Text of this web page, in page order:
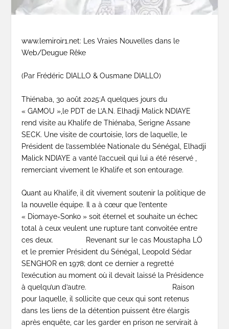
www.lemiroir1.net: Les Vraies Nouvelles dans le
Web/Deugue Rêke
(Par Frédéric DIALLO & Ousmane DIALLO)
Thiénaba, 30 août 2025:A quelques jours du
« GAMOU »,le PDT de L’A.N. Elhadji Malick NDIAYE
rend visite au Khalife de Thiénaba, Serigne Assane
SECK. Une visite de courtoisie, lors de laquelle, le
Président de l’assemblée Nationale du Sénégal, Elhadji
Malick NDIAYE a vanté l’accueil qui lui a été réservé ,
remerciant vivement le Khalife et son entourage.
Quant au Khalife, il dit vivement soutenir la politique de
la nouvelle équipe. Il a à cœur que l’entente
« Diomaye-Sonko » soit éternel et souhaite un échec
total à ceux veulent une rupture tant convoitée entre
ces deux. Revenant sur le cas Moustapha LÖ
et le premier Président du Sénégal, Leopold Sédar
SENGHOR en 1978; dont ce dernier a regretté
l’exécution au moment où il devait laissé la Présidence
à quelqu’un d’autre. Raison
pour laquelle, il sollicite que ceux qui sont retenus
dans les liens de la détention puissent être élargis
après enquête, car les garder en prison ne servirait à